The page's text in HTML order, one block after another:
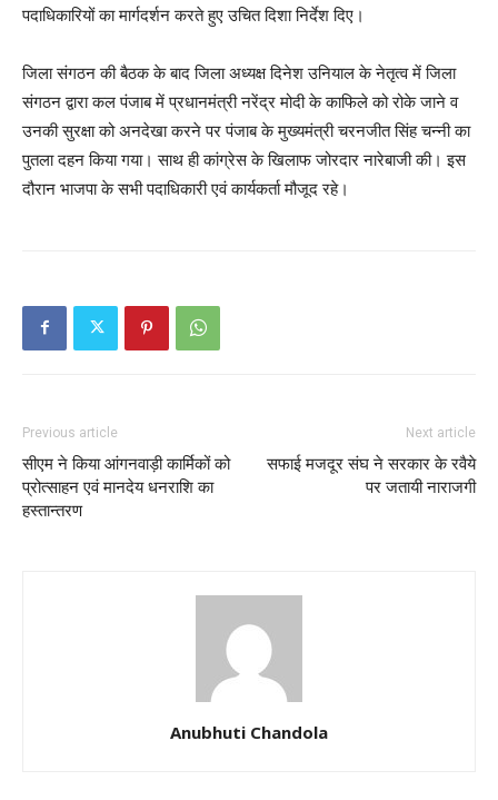
पदाधिकारियों का मार्गदर्शन करते हुए उचित दिशा निर्देश दिए।
जिला संगठन की बैठक के बाद जिला अध्यक्ष दिनेश उनियाल के नेतृत्व में जिला
संगठन द्वारा कल पंजाब में प्रधानमंत्री नरेंद्र मोदी के काफिले को रोके जाने व
उनकी सुरक्षा को अनदेखा करने पर पंजाब के मुख्यमंत्री चरनजीत सिंह चन्नी का
पुतला दहन किया गया। साथ ही कांग्रेस के खिलाफ जोरदार नारेबाजी की। इस
दौरान भाजपा के सभी पदाधिकारी एवं कार्यकर्ता मौजूद रहे।
Previous article
सीएम ने किया आंगनवाड़ी कार्मिकों को
प्रोत्साहन एवं मानदेय धनराशि का
हस्तान्तरण
Next article
सफाई मजदूर संघ ने सरकार के रवैये
पर जतायी नाराजगी
Anubhuti Chandola